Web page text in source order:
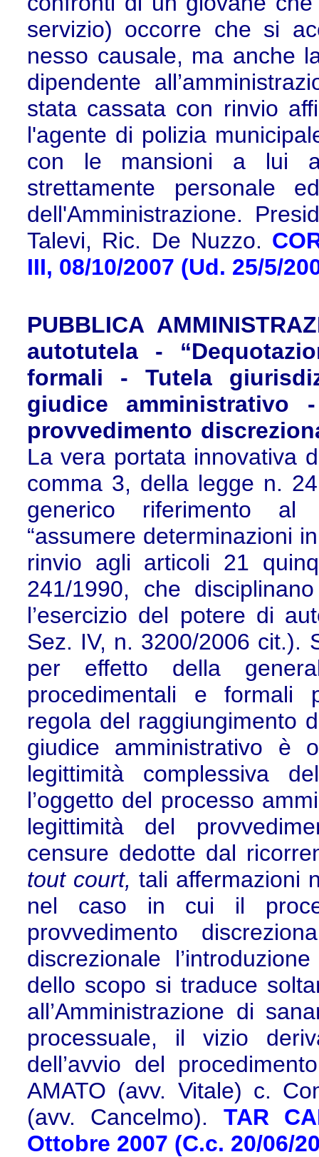
servizio) occorre che si
nesso causale, ma anche
dipendente
stata cassata con rinvio
l'agente di polizia
con le mansioni a lui
strettamente personale
dell'Amministrazione.
Talevi, Ric. De Nuzzo.
III, 08/10/2007 (Ud. 25/5/
PUBBLICA
autotutela -
formali - Tutela
giudice
provvedimento
La vera portata innovativa
comma 3, della legge n.
generico riferimento al
“assumere determinazioni
rinvio agli articoli 21
241/1990, che
l’esercizio del potere di
Sez. IV, n. 3200/2006 cit.).
per effetto della
procedimentali e formali
regola del raggiungimento
giudice amministrativo è
legittimità complessiva
l’oggetto del processo
legittimità del
censure dedotte dal
tout court, tali affermazioni
nel caso in cui il
provvedimento
discrezionale
dello scopo si traduce
all’Amministrazione di
processuale, il vizio
dell’avvio del
AMATO (avv. Vitale) c.
(avv. Cancelmo). TAR
Ottobre 2007 (C.c. 20/06/